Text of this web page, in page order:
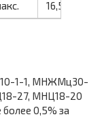
16,5
1-1, МНЖМц30-
27, МНЦ18-20
0,5% за